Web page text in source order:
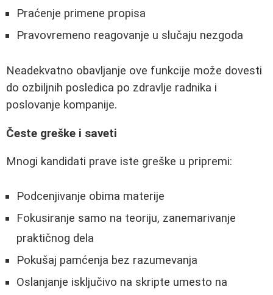
Praćenje primene propisa
Pravovremeno reagovanje u slučaju nezgoda
Neadekvatno obavljanje ove funkcije može dovesti
do ozbiljnih posledica po zdravlje radnika i
poslovanje kompanije.
Česte greške i saveti
Mnogi kandidati prave iste greške u pripremi:
Podcenjivanje obima materije
Fokusiranje samo na teoriju, zanemarivanje
praktičnog dela
Pokušaj pamćenja bez razumevanja
Oslanjanje isključivo na skripte umesto na